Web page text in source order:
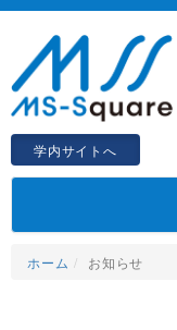
学内サイトへ
ホーム お知らせ